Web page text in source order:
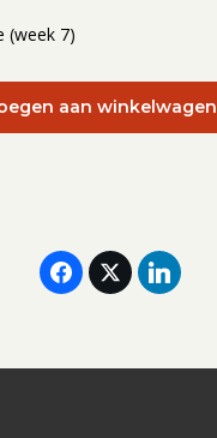
(week 7)
aan winkelwagen